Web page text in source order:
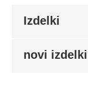
Izdelki
novi izdelki